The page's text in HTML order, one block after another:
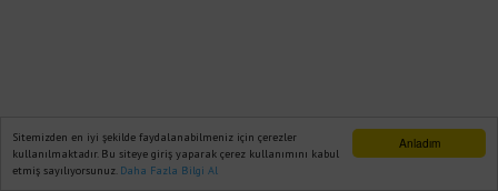
Anladım
Sitemizden en iyi şekilde faydalanabilmeniz için çerezler
kullanılmaktadır. Bu siteye giriş yaparak çerez kullanımını kabul
etmiş sayılıyorsunuz. Daha Fazla Bilgi Al
Ana Sayfa Web TV